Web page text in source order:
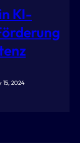
KI-
15, 2024